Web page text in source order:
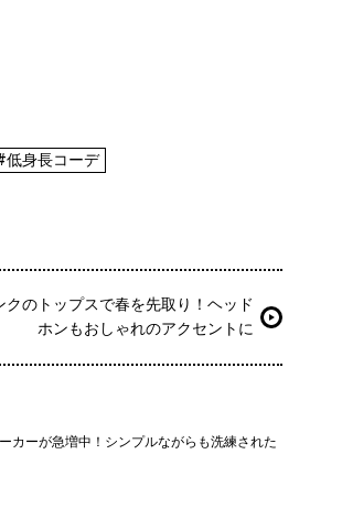
低身長コーデ
クのトップスで春を先取り！ヘッド
ホンもおしゃれのアクセントに
カーが急増中！シンプルながらも洗練された